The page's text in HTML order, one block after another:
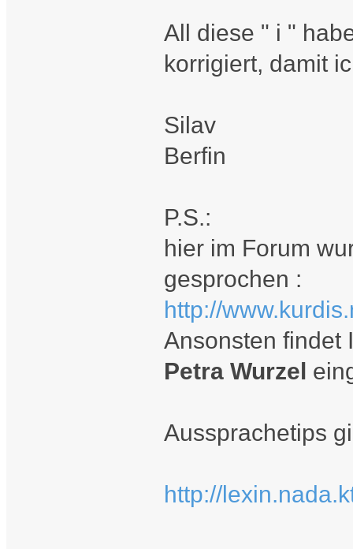
All diese " i "
korrigiert, damit
Silav
Berfin
P.S.:
hier im Forum
gesprochen :
http://
Ansonsten findet
Petra Wurzel
Aussprachetips
http://